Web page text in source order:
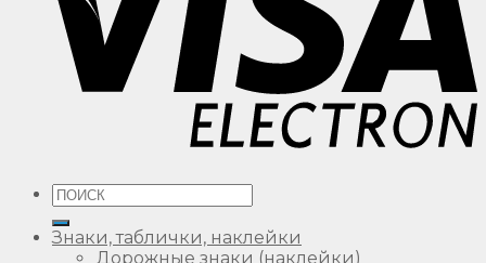
Искать:
Знаки, таблички, наклейки
Дорожные знаки (наклейки)